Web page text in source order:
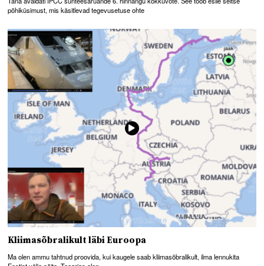
põhiküsimust, mis käsitlevad tegevusetuse ohte
Kliimasõbralikult läbi Euroopa
Ma olen ammu tahtnud proovida, kui kaugele saab kliimasõbralikult, ilma lennukita